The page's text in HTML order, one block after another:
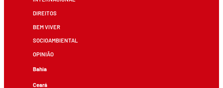
DIREITOS
BEM VIVER
SOCIOAMBIENTAL
OPINIÃO
Bahia
Ceará